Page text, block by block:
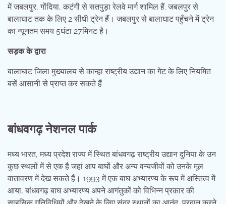
में जबलपुर, गोंदिया, कटंगी से सतपुड़ा रेलवे मार्ग शामिल हैं. जबलपुर से
बालाघाट तक के लिए 2 सीधी ट्रेन हैं। जबलपुर से बालाघाट पहुँचने में ट्रेन
का न्यूनतम समय 5घंटा 27मिनट है।
सड़क के द्वारा
बालाघाट जिला मुख्यालय से कान्हा राष्ट्रीय उद्यान का गेट के लिए नियमित
बसें आसानी से प्राप्त कर सकते हैं
बांधवगढ़ नेशनल पार्क
मध्य भारत, मध्य प्रदेश राज्य में स्थित बांधवगढ़ राष्ट्रीय उद्यान दुनिया के उन
कुछ स्थलों में से एक है जहां आप बाघों और अन्य वन्यजीवों को उनके मूल
वातावरण में देख सकते हैं। 1993 में एक बाघ अभ्यारण्य के रूप में अस्तित्व में
आया, बांधवगढ़ बाघ अभ्यारण्य अपने आगंतुकों को विभिन्न प्रकार की